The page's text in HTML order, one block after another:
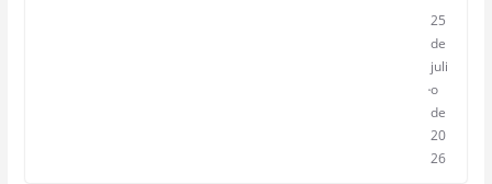
25
de
juli
o
de
20
26